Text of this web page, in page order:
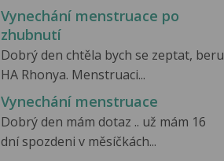
Vynechání menstruace po
zhubnutí
Dobrý den chtěla bych se zeptat, beru
HA Rhonya. Menstruaci...
Vynechání menstruace
Dobrý den mám dotaz .. už mám 16
dní spozdeni v měsíčkách...